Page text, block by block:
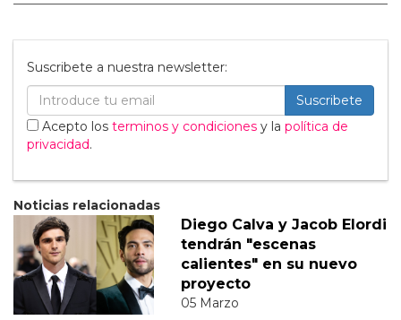
Suscribete a nuestra newsletter:
Suscribete
Acepto los terminos y condiciones y la política de
privacidad.
Noticias relacionadas
Diego Calva y Jacob Elordi
tendrán "escenas
calientes" en su nuevo
proyecto
05 Marzo